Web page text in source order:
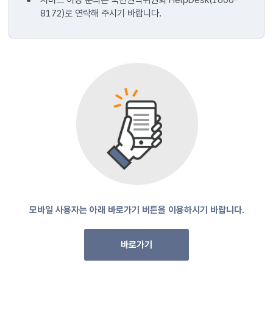
8172)로 연락해 주시기 바랍니다.
모바일 사용자는 아래 바로가기 버튼을 이용하시기 바랍니다.
바로가기